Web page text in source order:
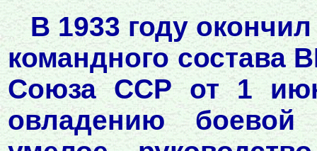
В 1933 году
командного состава
Союза ССР от 1
овладению боевой